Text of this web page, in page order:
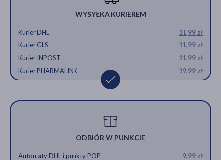
WYSYŁKA KURIEREM
Kurier DHL
11,99 zł
Kurier GLS
11,99 zł
Kurier INPOST
11,99 zł
Kurier PHARMALINK
19,99 zł
ODBIÓR W PUNKCIE
Automaty DHL i punkty POP
9,99 zł